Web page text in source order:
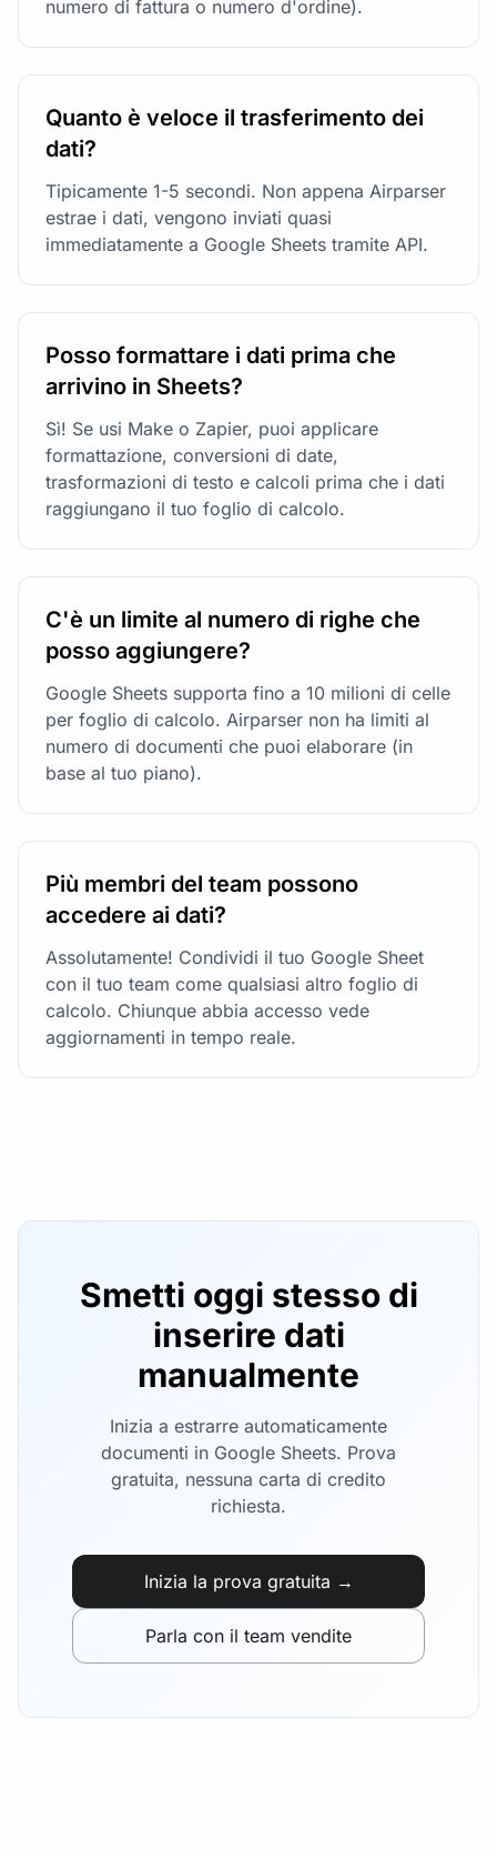
numero di fattura o numero d'ordine).
Quanto è veloce il trasferimento dei
dati?
Tipicamente 1-5 secondi. Non appena Airparser
estrae i dati, vengono inviati quasi
immediatamente a Google Sheets tramite API.
Posso formattare i dati prima che
arrivino in Sheets?
Sì! Se usi Make o Zapier, puoi applicare
formattazione, conversioni di date,
trasformazioni di testo e calcoli prima che i dati
raggiungano il tuo foglio di calcolo.
C'è un limite al numero di righe che
posso aggiungere?
Google Sheets supporta fino a 10 milioni di celle
per foglio di calcolo. Airparser non ha limiti al
numero di documenti che puoi elaborare (in
base al tuo piano).
Più membri del team possono
accedere ai dati?
Assolutamente! Condividi il tuo Google Sheet
con il tuo team come qualsiasi altro foglio di
calcolo. Chiunque abbia accesso vede
aggiornamenti in tempo reale.
Smetti oggi stesso di
inserire dati
manualmente
Inizia a estrarre automaticamente
documenti in Google Sheets. Prova
gratuita, nessuna carta di credito
richiesta.
Inizia la prova gratuita →
Parla con il team vendite